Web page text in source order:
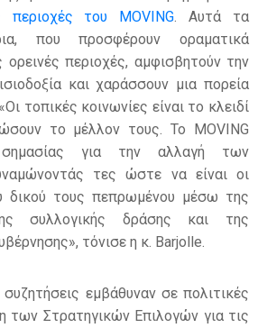
περιοχές του MOVING . Αυτά τα
που προσφέρουν οραματικά
ορεινές περιοχές, αμφισβητούν την
και χαράσσουν μια πορεία
τοπικές κοινωνίες είναι το κλειδί
το μέλλον τους. Το MOVING
σημασίας για την αλλαγή των
τες ώστε να είναι οι
δικού τους πεπρωμένου μέσω της
συλλογικής δράσης και της
τόνισε η κ. Barjolle.
εμβάθυναν σε πολιτικές
των Στρατηγικών Επιλογών για τις